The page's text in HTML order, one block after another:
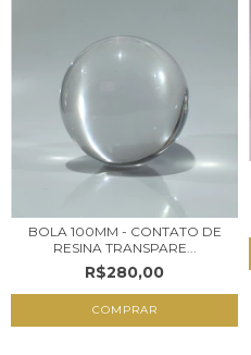
BOLA 100MM - CONTATO DE
RESINA TRANSPARE...
R$280,00
COMPRAR